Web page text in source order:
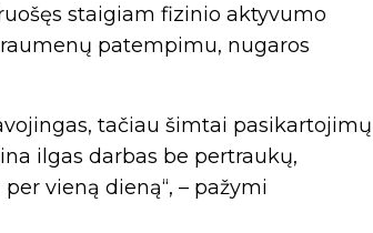
staigiam fizinio aktyvumo
patempimu, nugaros
tačiau šimtai pasikartojimų
ilgas darbas be pertraukų,
vieną dieną“, – pažymi